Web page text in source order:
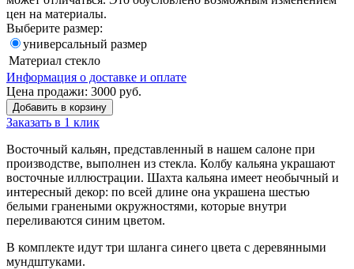
цен на материалы.
Выберите размер:
универсальный размер
Материал стекло
Информация о доставке и оплате
Цена продажи: 3000 руб.
Добавить в корзину
Заказать в 1 клик
Восточный кальян, представленный в нашем салоне при
производстве, выполнен из стекла. Колбу кальяна украшают
восточные иллюстрации. Шахта кальяна имеет необычный и
интересный декор: по всей длине она украшена шестью
белыми гранеными окружностями, которые внутри
переливаются синим цветом.
В комплекте идут три шланга синего цвета с деревянными
мундштуками.